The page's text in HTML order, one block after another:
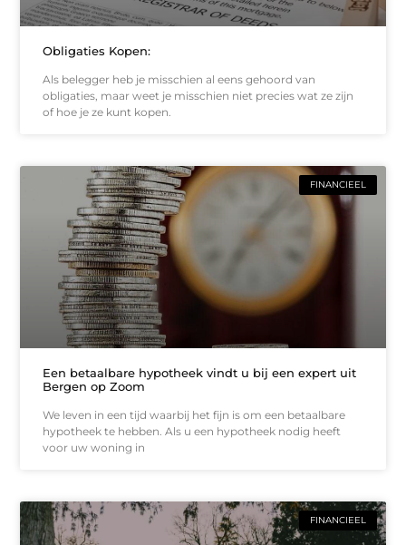
Obligaties Kopen:
Als belegger heb je misschien al eens gehoord van
obligaties, maar weet je misschien niet precies wat ze zijn
of hoe je ze kunt kopen.
FINANCIEEL
Een betaalbare hypotheek vindt u bij een expert uit
Bergen op Zoom
We leven in een tijd waarbij het fijn is om een betaalbare
hypotheek te hebben. Als u een hypotheek nodig heeft
voor uw woning in
FINANCIEEL